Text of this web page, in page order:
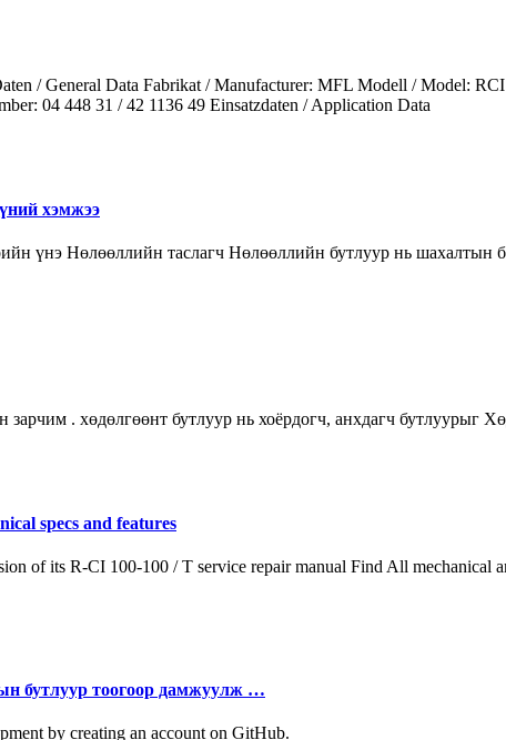
/ General Data Fabrikat / Manufacturer: MFL Modell / Model:
04 448 31 / 42 1136 49 Einsatzdaten / Application Data
хэмжээ
үнэ Нөлөөллийн таслагч Нөлөөллийн бутлуур нь
. хөдөлгөөнт бутлуур нь хоёрдогч, анхдагч бутлуурыг
specs and features
of its R-CI 100-100 / T service repair manual Find All
бутлуур тоогоор дамжуулж …
by creating an account on GitHub.